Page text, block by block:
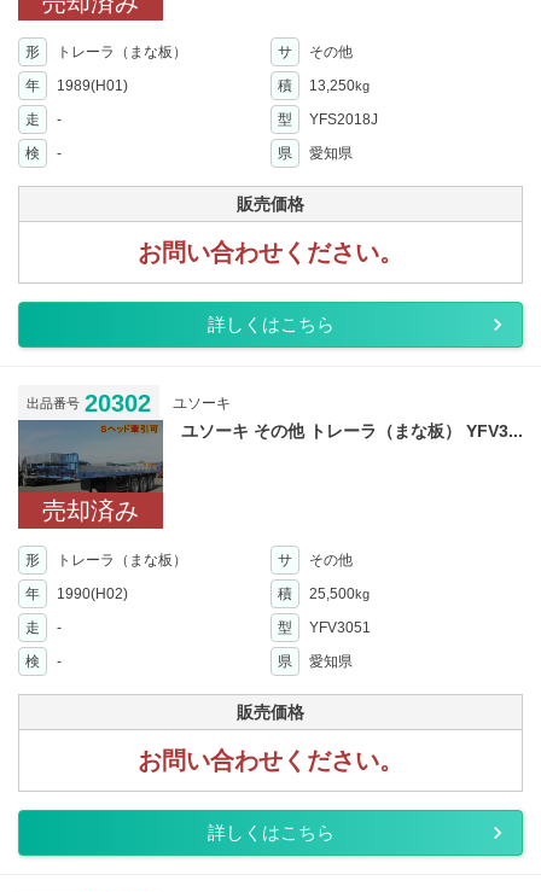
形 トレーラ（まな板） サ
その他
年
1989(H01) 積 13,250kg
走 - 型
YFS2018J
検
- 県 愛知県
販売価格
お問い合わせください。
詳しくはこちら
出品番号 20302 ユソーキ
売却済み
ユソーキ その他 トレーラ（まな板） YFV3...
形 トレーラ（まな板） サ
その他
年
1990(H02) 積 25,500kg
走 - 型
YFV3051
検
- 県 愛知県
販売価格
お問い合わせください。
詳しくはこちら